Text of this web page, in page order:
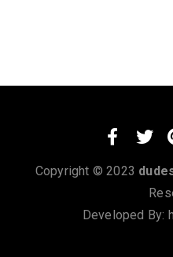
Copyright © 2023
Developed By: